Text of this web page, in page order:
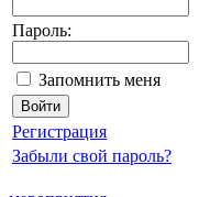
Пароль:
Запомнить меня
Регистрация
Забыли свой пароль?